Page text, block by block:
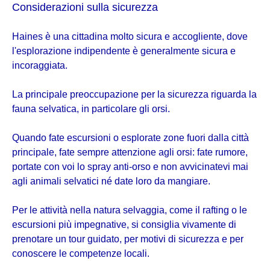
Considerazioni sulla sicurezza
Haines è una cittadina molto sicura e accogliente, dove
l'esplorazione indipendente è generalmente sicura e
incoraggiata.
La principale preoccupazione per la sicurezza riguarda la
fauna selvatica, in particolare gli orsi.
Quando fate escursioni o esplorate zone fuori dalla città
principale, fate sempre attenzione agli orsi: fate rumore,
portate con voi lo spray anti-orso e non avvicinatevi mai
agli animali selvatici né date loro da mangiare.
Per le attività nella natura selvaggia, come il rafting o le
escursioni più impegnative, si consiglia vivamente di
prenotare un tour guidato, per motivi di sicurezza e per
conoscere le competenze locali.